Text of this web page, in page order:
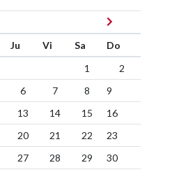
Ju Vi Sa
Do
1
2
6 7 8
9
13 14 15
16
20 21 22
23
27 28 29
30